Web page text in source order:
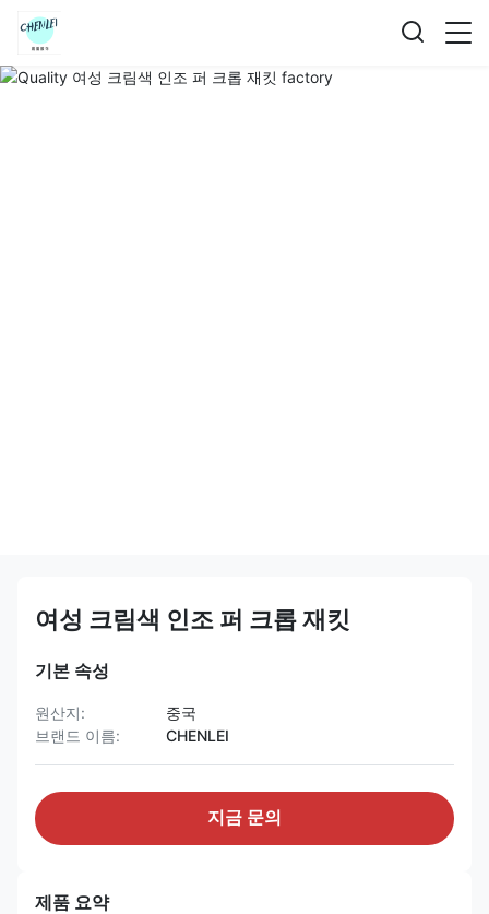
여성 크림색 인조 퍼 크롭 재킷
기본 속성
원산지:
중국
브랜드 이름:
CHENLEI
지금 문의
제품 요약